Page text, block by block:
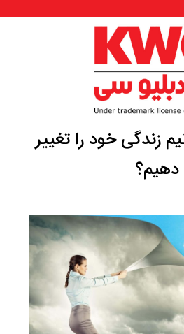
زندگی خود را تغییر
دهیم؟